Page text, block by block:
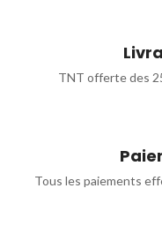
TNT offerte des
Tous les paiements